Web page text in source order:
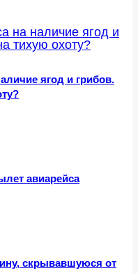
ягод и грибов.
авиарейса
скрывавшуюся от